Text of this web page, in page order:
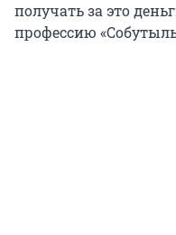
получать за это
профессию